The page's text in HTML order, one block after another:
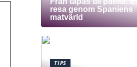
resa genom Spaniens
matvärld
TIPS